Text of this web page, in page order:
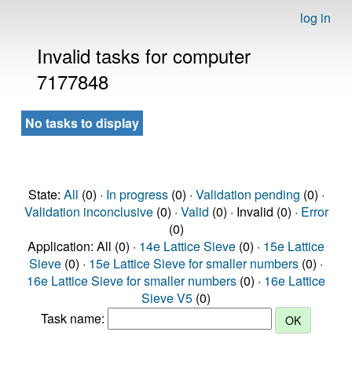
log in
Invalid tasks for computer
7177848
No tasks to display
State: All (0) · In progress(0) · Validation pending (0) ·
Validation inconclusive(0) · Valid (0) · Invalid (0) · Error
(0)
Application: All (0) · 14e Lattice Sieve (0) · 15e Lattice
Sieve (0) · 15e Lattice Sieve for smaller numbers (0) ·
16e Lattice Sieve for smaller numbers (0) · 16e Lattice
Sieve V5 (0)
Task name: